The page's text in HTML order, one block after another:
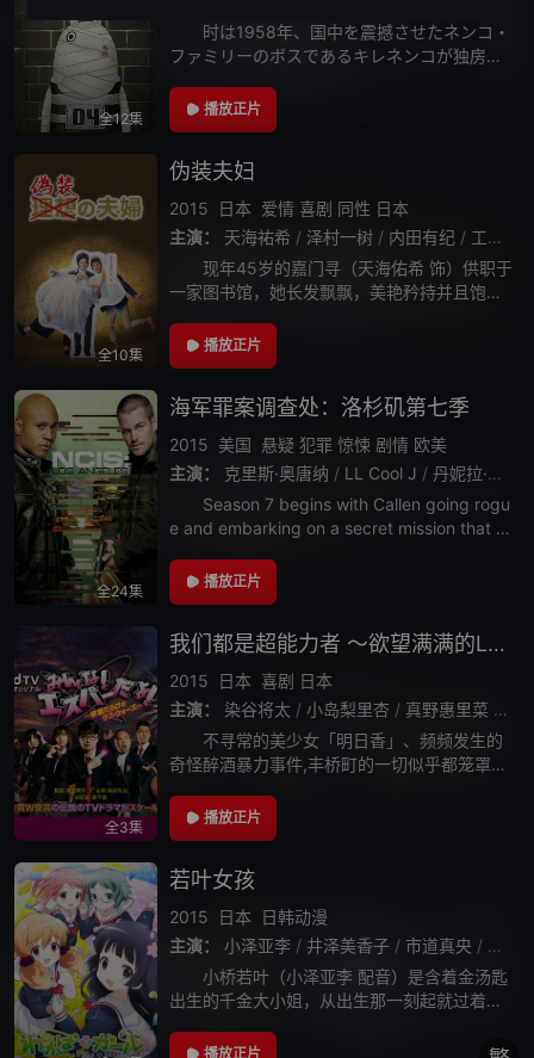
全12集
时は1958年、国中を震撼させたネンコ・
ファミリーのボスであるキレネンコが独房の
り、全身が包帯でグルグル巻きのキレネン
コ。体は思うように动かない。そこへ意地
播放正片
全10集
伪装夫妇
2015 日本 爱情 喜剧 同性 日本
主演：
天海祐希 / 泽村一树 / 内田有纪 / 工藤阿须加
现年45岁的嘉门寻（天海佑希 饰）供职于
一家图书馆，她长发飘飘，美艳矜持并且饱读
似乎不屑于这样的评价，她日常里抱持着和善
完美的笑容，内心则大呈毒舌，肆意臧
播放正片
全24集
海军罪案调查处：洛杉矶第七季
2015 美国 悬疑 犯罪 惊悚 剧情 欧美
主演：
克里斯·奥唐纳 / LL Cool J / 丹妮拉·鲁阿
Season 7 begins with Callen going rogu
e and embarking on a secret mission that le
播放正片
全3集
我们都是超能力者 ～欲望满满的Love Wars～
2015 日本 喜剧 日本
主演：
染谷将太 / 小岛梨里杏 / 真野惠里菜 / 槙
不寻常的美少女「明日香」、频频发生的
奇怪醉酒暴力事件,丰桥町的一切似乎都笼罩在
播放正片
若叶女孩
2015 日本
日韩动漫
主演：
小泽亚李 / 井泽美香子 / 市道真央 / 村川
小桥若叶（小泽亚李 配音）是含着金汤匙
出生的千金大小姐，从出生那一刻起就过着锦
族学校水莲女学院，和许多同她一样的千金一
播放正片